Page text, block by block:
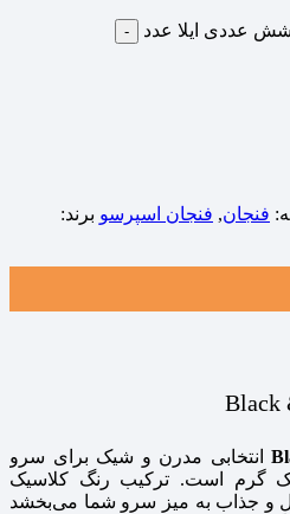
-
فنجان, فنجان اسپرسو برند:
انتخابی مدرن و شیک برای سرو
گرم است. ترکیب رنگ کلاسیک
و جذاب به میز سرو شما می‌بخشد